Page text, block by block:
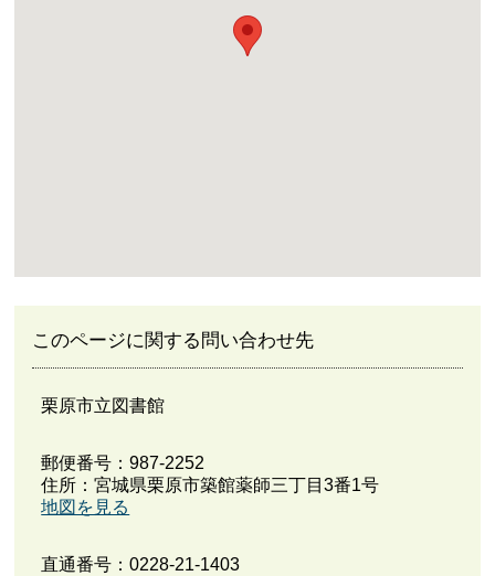
このページに関する問い合わせ先
栗原市立図書館
郵便番号：987-2252
住所：宮城県栗原市築館薬師三丁目3番1号
地図を見る
直通番号：0228-21-1403